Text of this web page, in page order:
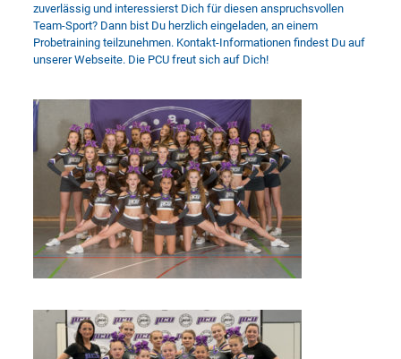
zuverlässig und interessierst Dich für diesen anspruchsvollen
Team-Sport? Dann bist Du herzlich eingeladen, an einem
Probetraining teilzunehmen. Kontakt-Informationen findest Du auf
unserer Webseite. Die PCU freut sich auf Dich!